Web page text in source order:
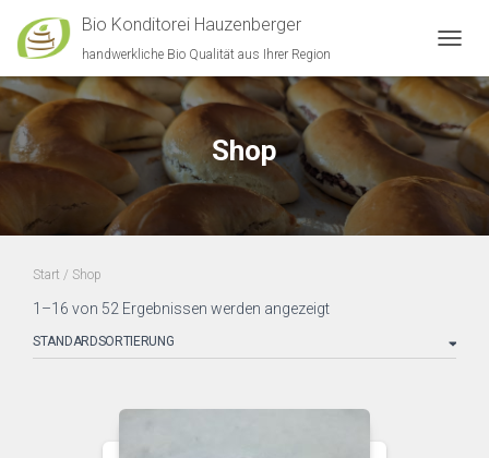
Bio Konditorei Hauzenberger
handwerkliche Bio Qualität aus Ihrer Region
Shop
Start / Shop
1–16 von 52 Ergebnissen werden angezeigt